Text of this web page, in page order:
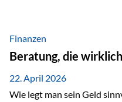
verfügbaren Kennzahlen
2025/2026)…
Finanzen
Beratung, die
22. April 2026
Wie legt man sein Geld